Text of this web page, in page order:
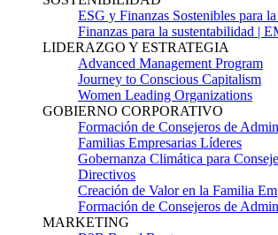
ESG y Finanzas Sostenibles para
Finanzas para la sustentabilidad |
LIDERAZGO Y ESTRATEGIA
Advanced Management Program
Journey to Conscious Capitalism
Women Leading Organizations
GOBIERNO CORPORATIVO
Formación de Consejeros de
Familias Empresarias Líderes
Gobernanza Climática para
Directivos
Creación de Valor en la Familia
Formación de Consejeros de
MARKETING